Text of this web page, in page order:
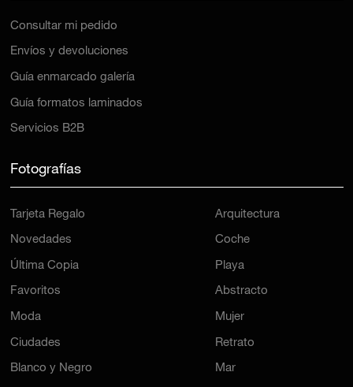
Envíos y devoluciones
Guía enmarcado galería
Guía formatos laminados
Servicios B2B
Novedades
Última Copia
Favoritos
Moda
Ciudades
Blanco y Negro
Animal
Coche
Playa
Abstracto
Mujer
Retrato
Mar
Desnudo